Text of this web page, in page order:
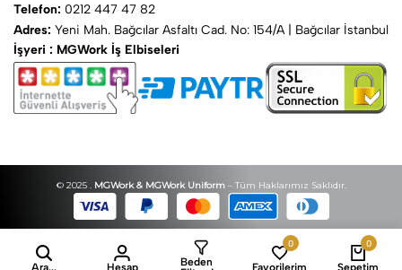
Telefon: 0212 447 47 82
Adres: Yeni Mah. Bağcılar Asfaltı Cad. No: 154/A | Bağcılar İstanbul
İşyeri : MGWork İş Elbiseleri
© 2025 . MGWork & MGWork Uniform– Tüm Haklarımız Saklıdır.
Ara... Hesap
Beden
0
Favorilerim
0
Sepetim